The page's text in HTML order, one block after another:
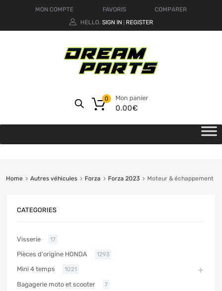
MON COMPTE FAVORIS
COMPARER
HELLO. SIGN IN REGISTER
Mon panier
0.00€
0
Home Autres véhicules Forza Forza 2023 Moteur & échappement
CATEGORIES
Visserie 17
Pièces d'origine HONDA 1293
Mini 4 temps 1021
Bagagerie moto et scooter 7